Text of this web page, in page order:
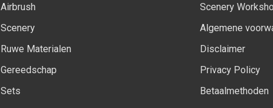
Airbrush
Scenery
Ruwe Materialen
Gereedschap
Sets
Scenery
Algemene
Disclaimer
Privacy Policy
Betaalmethoden